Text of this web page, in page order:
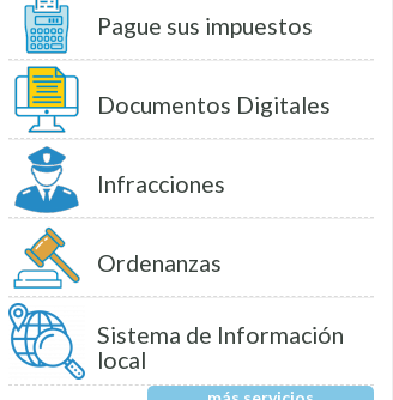
Pague sus impuestos
Documentos Digitales
Infracciones
Ordenanzas
Sistema de Información
local